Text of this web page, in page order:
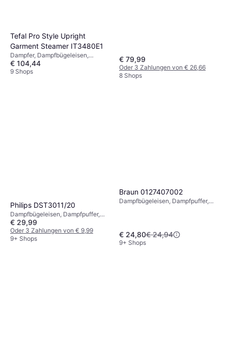
Tefal Pro Style Upright
Garment Steamer IT3480E1
Dampfer, Dampfbügeleisen,
Dampfstation, Dampfpuffer,
Vertikaldampf, Abschaltautomatik,
€ 104,44
9 Shops
€ 79,99
Oder 3 Zahlungen von € 26,66
8 Shops
Philips DST3011/20
Dampfbügeleisen, Dampfpuffer,
Sprüher, Vertikaldampf, App, 2100
W, Dampfkapazität: 30g, 300 ml
12 cm 14 cm
€ 29,99
Oder 3 Zahlungen von € 9,99
9+ Shops
Braun 0127407002
Dampfbügeleisen, Dampfpuffer,
€ 24,80€ 24,94
9+ Shops